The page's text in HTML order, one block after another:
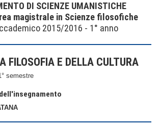
DI SCIENZE UMANISTICHE
magistrale in Scienze filosofiche
2015/2016 - 1° anno
FILOSOFIA E DELLA CULTURA
semestre